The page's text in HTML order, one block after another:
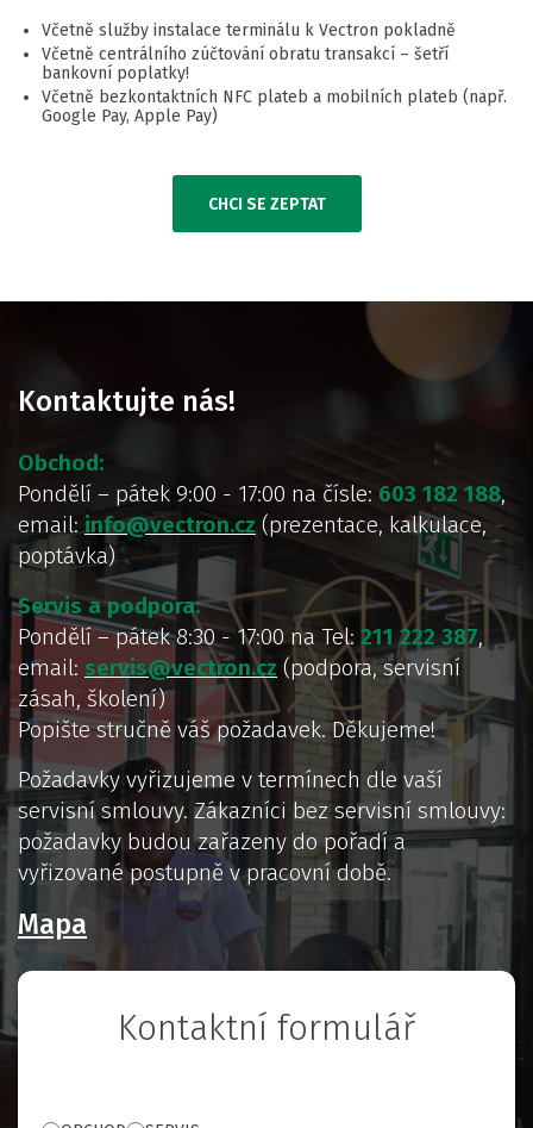
Včetně služby instalace terminálu k Vectron pokladně
Včetně centrálního zúčtování obratu transakcí – šetří
bankovní poplatky!
Včetně bezkontaktních NFC plateb a mobilních plateb (např.
Google Pay, Apple Pay)
CHCI SE ZEPTAT
Kontaktujte nás!
Obchod:
Pondělí – pátek 9:00 - 17:00 na čísle: 603 182 188,
email:info@vectron.cz (prezentace, kalkulace,
poptávka)
Servis a podpora:
Pondělí – pátek 8:30 - 17:00 na Tel: 211 222 387,
email: servis@vectron.cz (podpora, servisní
zásah, školení)
Popište stručně váš požadavek. Děkujeme!
Požadavky vyřizujeme v termínech dle vaší
servisní smlouvy. Zákazníci bez servisní smlouvy:
požadavky budou zařazeny do pořadí a
vyřizované postupně v pracovní době.
Mapa
Kontaktní formulář